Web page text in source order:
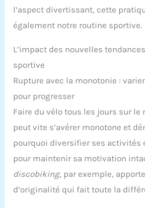
l’aspect divertissant, cette
également notre routine sportive.
L’impact des nouvelles
sportive
Rupture avec la monotonie :
pour progresser
Faire du vélo tous les jours sur le
peut vite s’avérer monotone et
pourquoi diversifier ses activités
pour maintenir sa motivation
discobiking, par exemple,
d’originalité qui fait toute la